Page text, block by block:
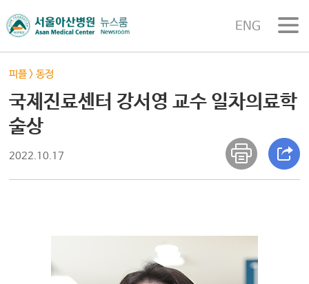
ENG
피플>동정
국제진료센터 강서영 교수 일차의료학
술상
2022.10.17